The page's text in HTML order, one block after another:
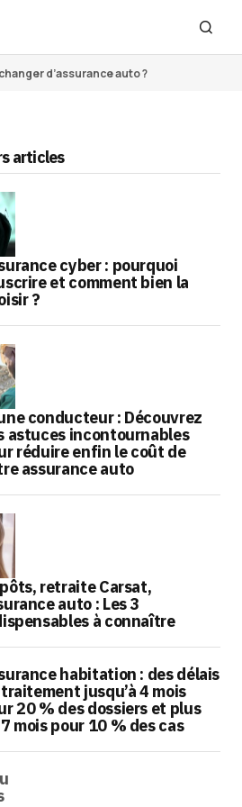
d’assurance auto ?
articles
cyber : pourquoi
et comment bien la
?
conducteur : Découvrez
astuces incontournables
réduire enfin le coût de
assurance auto
retraite Carsat,
auto : Les 3
à connaître
habitation : des délais
jusqu’à 4 mois
20 % des dossiers et plus
mois pour 10 % des cas